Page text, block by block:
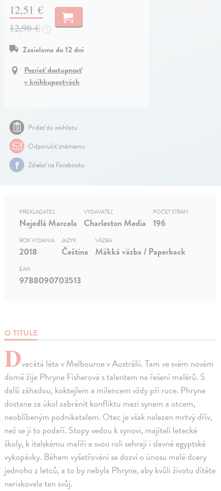
12,51 €
12,90 € ?
Zasielame do 12 dní
Pozrieť dostupnosť
v kníhkupectvách
Pridať do wishlistu
Odporučiť známemu
Zdielať na Facebooku
O TITULE
Dvacátá léta v Melbourne v Austrálii. Tam ve svém novém
domě žije Phryne Fisherová s talentem na řešení malérů. S
další záhadou, koktejlem a milencem vždy při ruce. Phryne
dostane za úkol zabránit konfliktu mezi synem a otcem,
neoblíbeným podnikatelem. Otec je však nalezen mrtvý dřív,
než se jí to podaří. Stopy vedou k synovi, majiteli letecké
školy, k italskému malíři a svou roli sehrají i slavné egyptské
vykopávky. Během vyšetřování se dozví o únosu malé dcery
jednoho z letců, a to by nebyla Phryne, aby kvůli životu dítěte
neriskovala ten svůj.
PREKLADATEĽ
Nejedlá Marcela
VYDAVATEĽ
Charleston Media
POČET STRÁN
196
ROK VYDANIA
2018
JAZYK
Čeština
VÄZBA
Mäkká väzba / Paperback
EAN
9788090703513